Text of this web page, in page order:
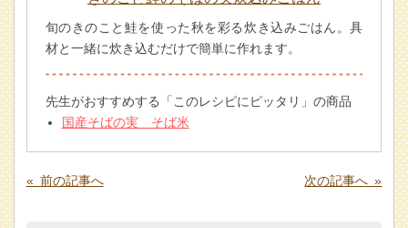
旬のきのこと鮭を使った秋を彩る炊き込みごはん。具
材と一緒に炊き込むだけで簡単に作れます。
先生がおすすめする「このレシピにピッタリ」の商品
国産そばの実 そば米
« 前の記事へ 次の記事へ »